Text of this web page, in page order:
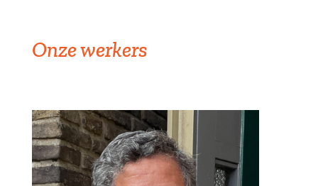
Onze werkers